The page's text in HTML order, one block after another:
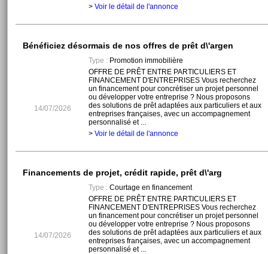
> Voir le détail de l'annonce
Bénéficiez désormais de nos offres de prêt d\'argen
14/07/2026
Type :Promotion immobilière
OFFRE DE PRÊT ENTRE PARTICULIERS ET
FINANCEMENT D'ENTREPRISES Vous recherchez
un financement pour concrétiser un projet personnel
ou développer votre entreprise ? Nous proposons
des solutions de prêt adaptées aux particuliers et aux
entreprises françaises, avec un accompagnement
personnalisé et ...
> Voir le détail de l'annonce
Financements de projet, crédit rapide, prêt d\'arg
14/07/2026
Type :Courtage en financement
OFFRE DE PRÊT ENTRE PARTICULIERS ET
FINANCEMENT D'ENTREPRISES Vous recherchez
un financement pour concrétiser un projet personnel
ou développer votre entreprise ? Nous proposons
des solutions de prêt adaptées aux particuliers et aux
entreprises françaises, avec un accompagnement
personnalisé et ...